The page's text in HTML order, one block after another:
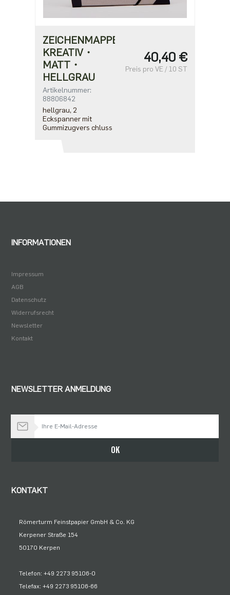
ZEICHENMAPPE
KREATIV・
MATT・
HELLGRAU
Artikelnummer:
88806842
hellgrau, 2
Eckspanner mit
Gummizugvers chluss
40,40 €
Preis pro VE / 10 ST
INFORMATIONEN
Impressum
AGB
Datenschutz
Widerrufsrecht
Newsletter
Kontakt
NEWSLETTER ANMELDUNG
OK
KONTAKT
Römerturm Feinstpapier GmbH & Co. KG
Kerpener Straße 154
50170 Kerpen
Telefon: +49 2273 95106-0
Telefax: +49 2273 95106-66